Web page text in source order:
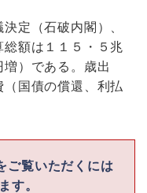
定（石破内閣）、
額は１１５・５兆
）である。歳出
国債の償還、利払
ご覧いただくには
す。